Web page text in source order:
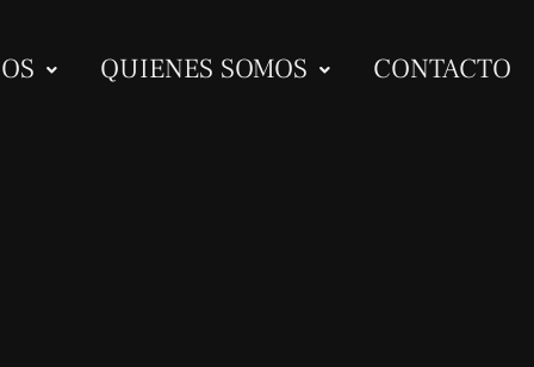
QUIENES SOMOS CONTACTO